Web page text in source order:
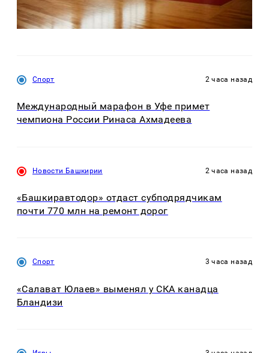
Спорт 2 часа назад
Международный марафон в Уфе примет
чемпиона России Ринаса Ахмадеева
Новости Башкирии 2 часа назад
«Башкиравтодор» отдаст субподрядчикам
почти 770 млн на ремонт дорог
Спорт 3 часа назад
«Салават Юлаев» выменял у СКА канадца
Бландизи